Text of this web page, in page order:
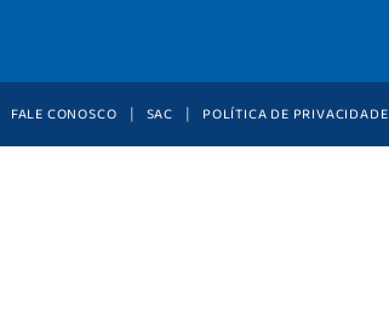
FALE CONOSCO SAC POLÍTICA DE PRIVACIDADE